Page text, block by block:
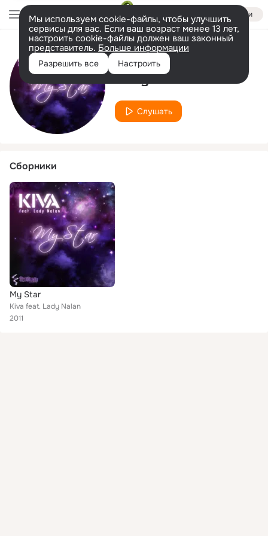
Войти
Мы используем cookie-файлы, чтобы улучшить
сервисы для вас. Если ваш возраст менее 13 лет,
настроить cookie-файлы должен ваш законный
представитель. Больше информации
Разрешить все Настроить
Исполнитель
Lady Nalan
Слушать
Сборники
My Star
Kiva feat. Lady Nalan
2011